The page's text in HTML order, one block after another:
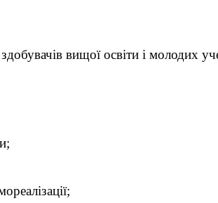
вищої освіти і молодих